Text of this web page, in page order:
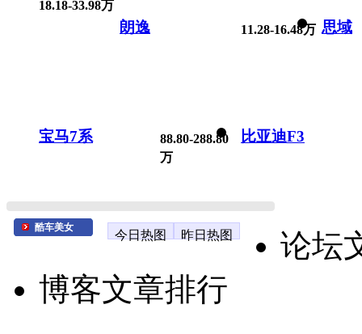
18.18-33.98万
朗逸 11.28-16.48万 思域
宝马7系
88.80-288.80
万
比亚迪F3
酷车美女
今日热图 昨日热图
论坛
博客文章排行